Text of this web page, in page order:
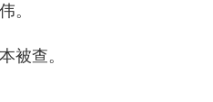
。
被查。